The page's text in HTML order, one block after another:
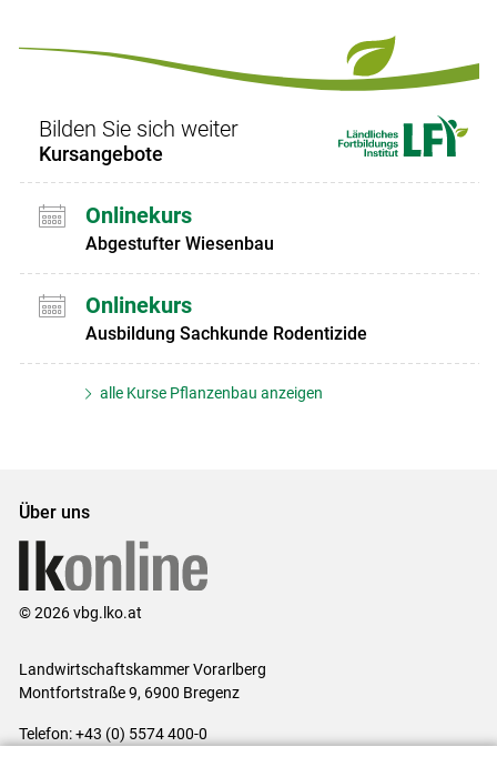
Bilden Sie sich weiter
Kursangebote
Onlinekurs
Abgestufter Wiesenbau
Onlinekurs
Ausbildung Sachkunde Rodentizide
alle Kurse Pflanzenbau anzeigen
Über uns
© 2026 vbg.lko.at
Landwirtschaftskammer Vorarlberg
Montfortstraße 9, 6900 Bregenz
Telefon: +43 (0) 5574 400-0